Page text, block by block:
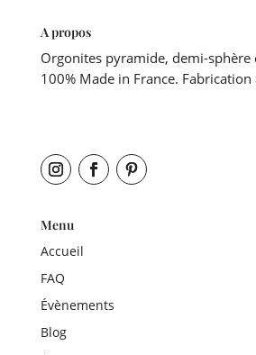
A propos
Orgonites pyramide, demi-sphère
100% Made in France. Fabrication
Menu
Accueil
FAQ
Évènements
Blog